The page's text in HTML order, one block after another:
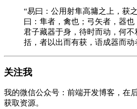
“易曰：公用射隼高墉之上，获
曰：隼者，禽也；弓矢者，器也
君子藏器于身，待时而动，何不
括，者以出而有获，语成器而动
关注我
我的微信公众号：前端开发博客，在
获取资源。